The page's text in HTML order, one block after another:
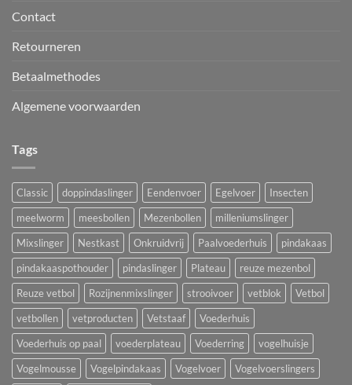
Contact
Retourneren
Betaalmethodes
Algemene voorwaarden
Tags
Classic doppindaslinger Eendenvoer Egelvoer
Insecten
meelworm
meesbollen Mezenbollen
milleniumslinger
Mixslinger
Nestkast Onkruidvrij Paalvoederhuis
pindakaas
pindakaaspothouder
pindaslinger Plateau
reuze mezenbol
Reuze vetbol
Rozijnenmixslinger strooivoer vetblok
Vetbol
vetbollen
vetproducten Vetstaaf
Voederhuis
Voederhuis op paal
voederplateau Voederring
vogelhuisje
Vogelmousse
Vogelpindakaas Vogelvoer
Vogelvoerslingers